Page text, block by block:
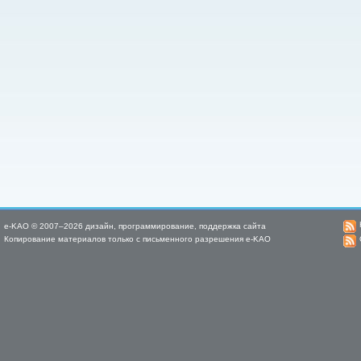
e-KAO © 2007–2026 дизайн, программирование, поддержка сайта
Копирование материалов только с письменного разрешения e-KAO